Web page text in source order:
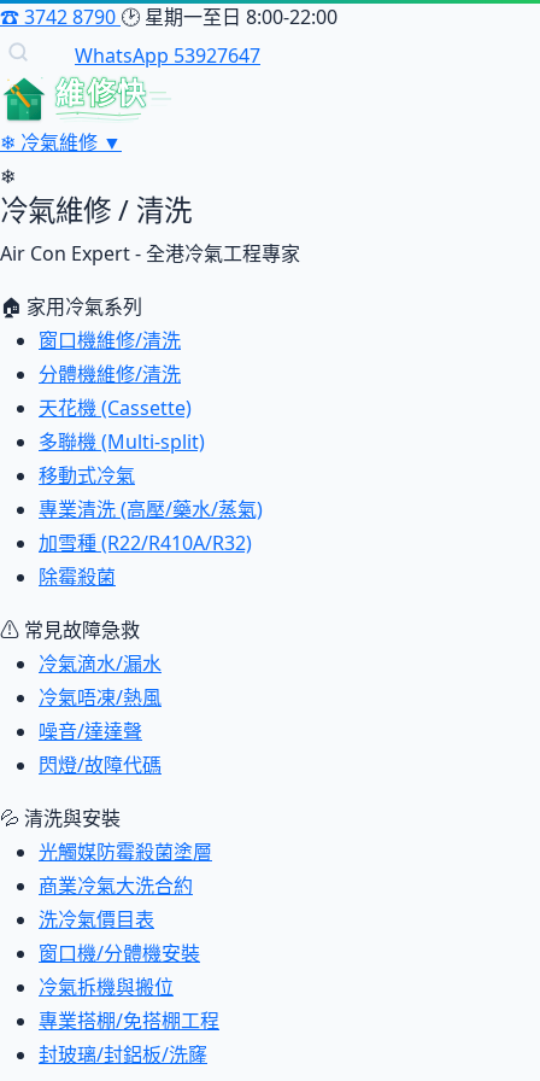
☎3742 8790 🕑 星期一至日 8:00-22:00
WhatsApp 53927647
維修快
❄ 冷氣維修 ▼
❄
冷氣維修 / 清洗
Air Con Expert - 全港冷氣工程專家
🏠 家用冷氣系列
窗口機維修/清洗
分體機維修/清洗
天花機 (Cassette)
多聯機 (Multi-split)
移動式冷氣
專業清洗 (高壓/藥水/蒸氣)
加雪種 (R22/R410A/R32)
除霉殺菌
⚠ 常見故障急救
冷氣滴水/漏水
冷氣唔凍/熱風
噪音/達達聲
閃燈/故障代碼
💦 清洗與安裝
光觸媒防霉殺菌塗層
商業冷氣大洗合約
洗冷氣價目表
窗口機/分體機安裝
冷氣拆機與搬位
專業搭棚/免搭棚工程
封玻璃/封鋁板/洗窿